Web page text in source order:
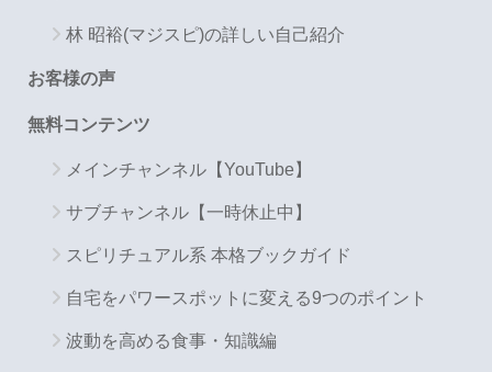
林 昭裕(マジスピ)の詳しい自己紹介
お客様の声
無料コンテンツ
メインチャンネル【YouTube】
サブチャンネル【一時休止中】
スピリチュアル系 本格ブックガイド
自宅をパワースポットに変える9つのポイント
波動を高める食事・知識編